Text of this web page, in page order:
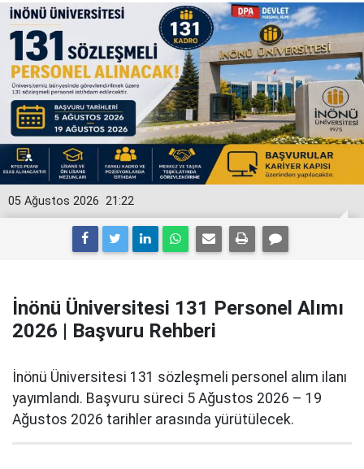
21:22
05 Ağustos 2026
İnönü Üniversitesi 131 Personel Alımı
2026 | Başvuru Rehberi
İnönü Üniversitesi 131 sözleşmeli personel alım ilanı
yayımlandı. Başvuru süreci 5 Ağustos 2026 – 19
Ağustos 2026 tarihler arasında yürütülecek.